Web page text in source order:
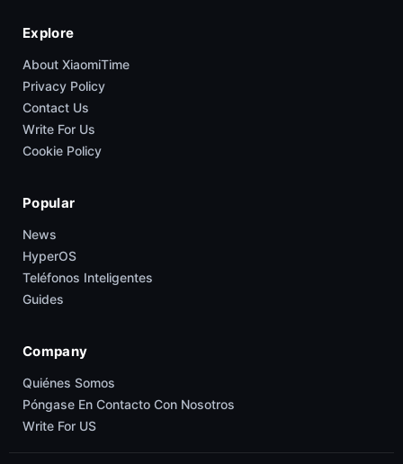
Explore
About XiaomiTime
Privacy Policy
Contact Us
Write For Us
Cookie Policy
Popular
News
HyperOS
Teléfonos Inteligentes
Guides
Company
Quiénes Somos
Póngase En Contacto Con Nosotros
Write For US